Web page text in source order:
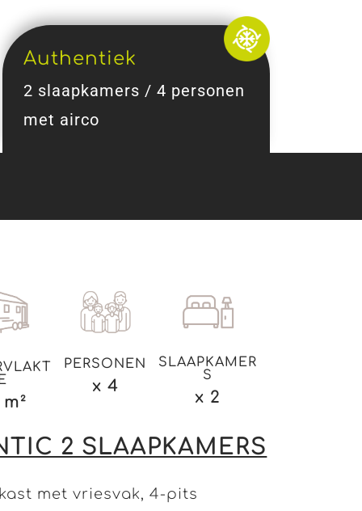
Authentiek
2 slaapkamers / 4 personen
met airco
PERSONEN
x 4
SLAAPKAMER
S
x 2
2 SLAAPKAMERS
met vriesvak, 4-pits